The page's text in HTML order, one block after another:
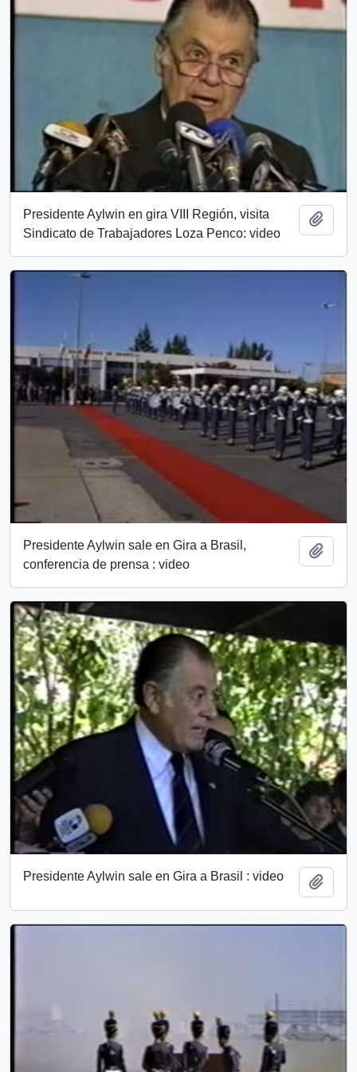
Presidente Aylwin en gira VIII Región, visita
Sindicato de Trabajadores Loza Penco: video
Presidente Aylwin sale en Gira a Brasil,
conferencia de prensa : video
Presidente Aylwin sale en Gira a Brasil : video